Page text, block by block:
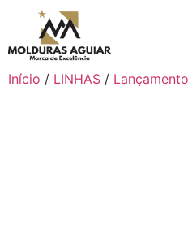
Início / LINHAS /